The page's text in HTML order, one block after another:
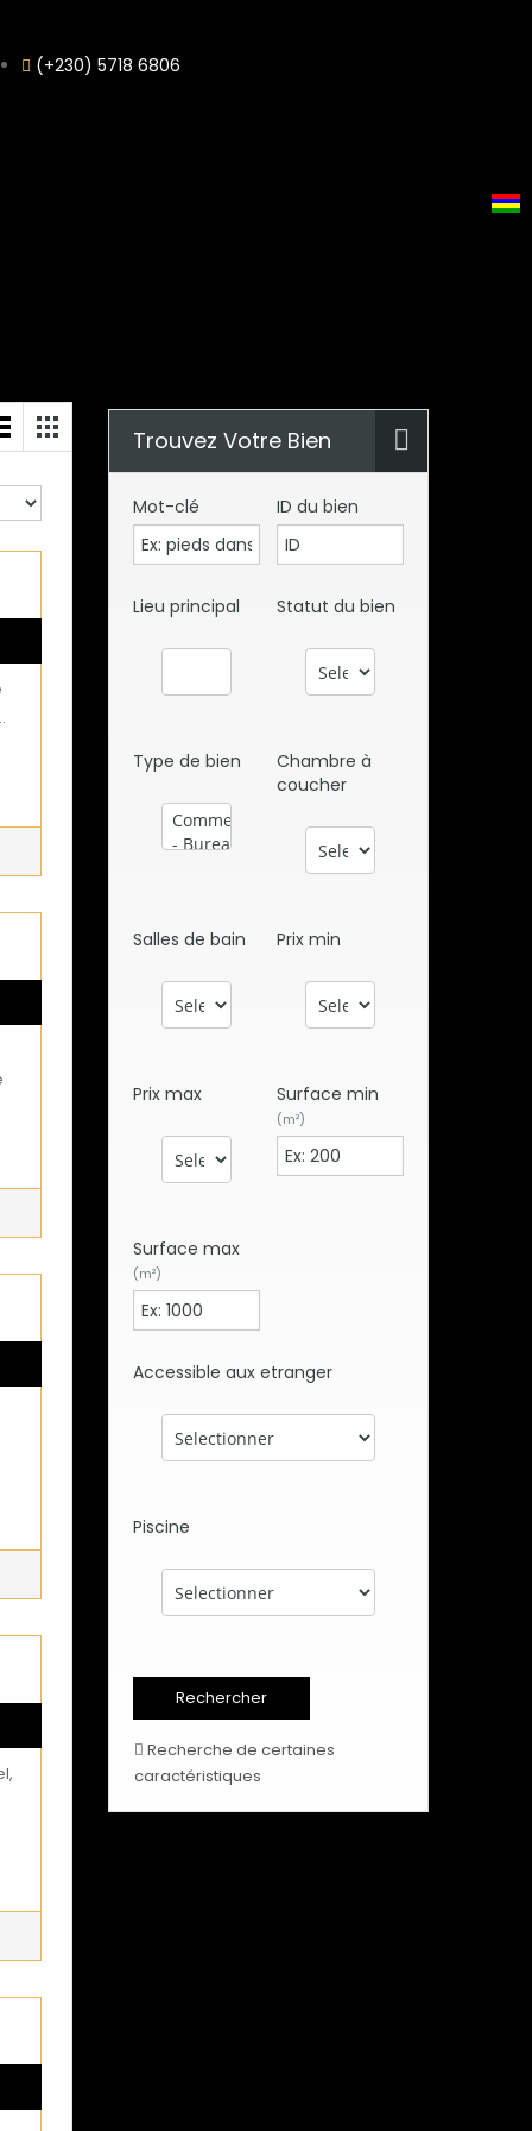
(+230) 5718 6806
Trouvez Votre Bien
Mot-clé ID du bien
Lieu principal Statut du bien
Type de bien
Chambre à
coucher
Salles de bain Prix min
Prix max Surface min
(m²)
Surface max
(m²)
Accessible aux etranger
Piscine
Recherche de certaines
caractéristiques